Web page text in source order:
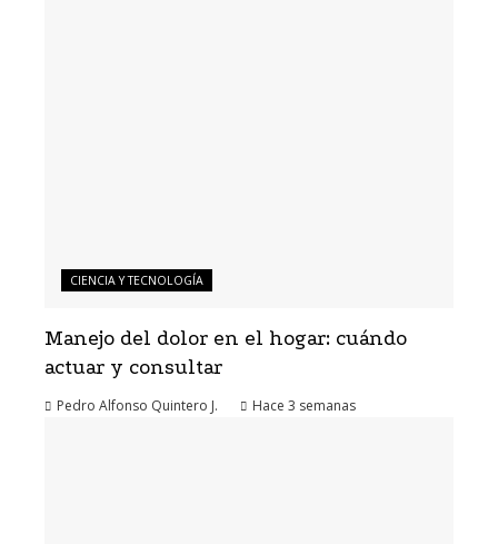
CIENCIA Y TECNOLOGÍA
Manejo del dolor en el hogar: cuándo
actuar y consultar
Pedro Alfonso Quintero J. Hace 3 semanas